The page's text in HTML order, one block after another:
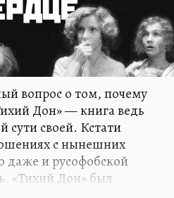
степени «Архипелаг
для…
вопрос о том, почему
Дон» — книга ведь
сути своей. Кстати
с нынешних
даже и русофобской
«Тихий Дон» был